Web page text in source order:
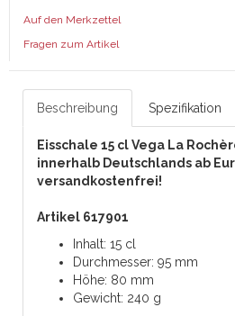
Auf den Merkzettel
Fragen zum Artikel
Beschreibung Spezifikation
Eisschale 15 cl Vega La
innerhalb Deutschlands ab
versandkostenfrei!
Artikel 617901
Inhalt: 15 cl
Durchmesser: 95 mm
Höhe: 80 mm
Gewicht: 240 g